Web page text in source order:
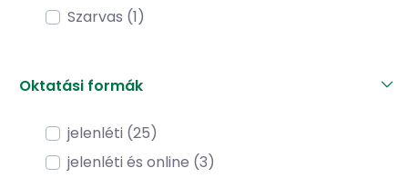
Szarvas (1)
Oktatási formák
jelenléti (25)
jelenléti és online (3)